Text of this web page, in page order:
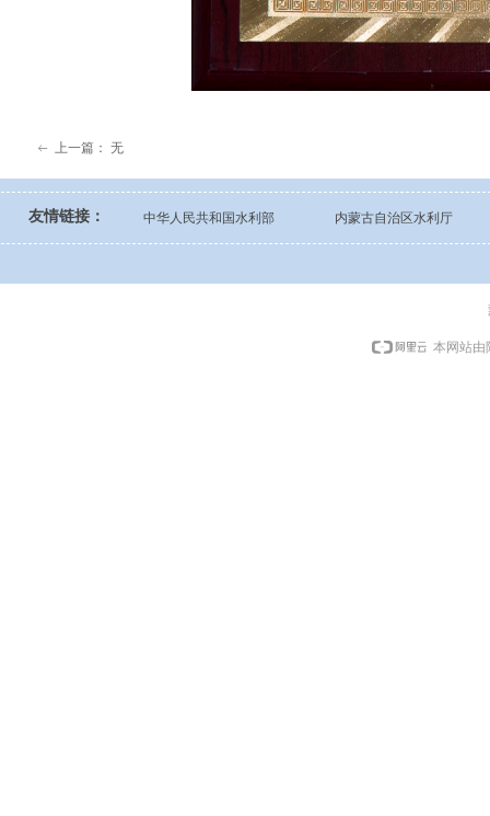
ꂃ 上一篇： 无
友情链接： 内蒙古自治区水利厅
中华人民共和国水利部
本网站由